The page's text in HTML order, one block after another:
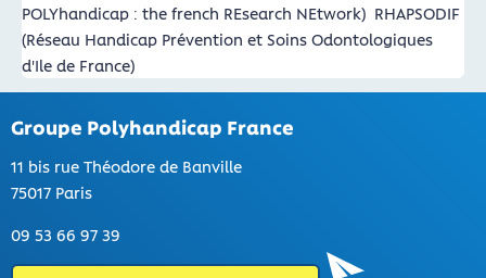
Groupe Polyhandicap France
11 bis rue Théodore de Banville
75017 Paris
09 53 66 97 39